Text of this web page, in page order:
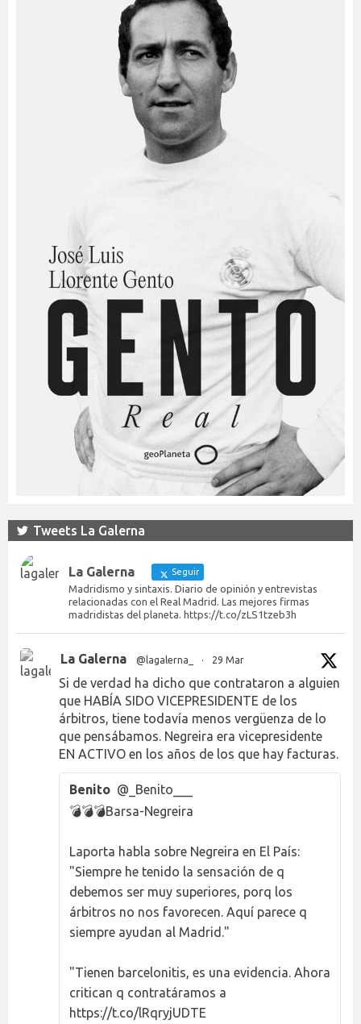
Tweets La Galerna
La Galerna Seguir
Madridismo y sintaxis. Diario de opinión y entrevistas
relacionadas con el Real Madrid. Las mejores firmas
madridistas del planeta. https://t.co/zLS1tzeb3h
La Galerna @lagalerna_ · 29 Mar
Si de verdad ha dicho que contrataron a alguien
que HABÍA SIDO VICEPRESIDENTE de los
árbitros, tiene todavía menos vergüenza de lo
que pensábamos. Negreira era vicepresidente
EN ACTIVO en los años de los que hay facturas.
Benito @_Benito___
💣💣💣Barsa-Negreira
Laporta habla sobre Negreira en El País:
"Siempre he tenido la sensación de q
debemos ser muy superiores, porq los
árbitros no nos favorecen. Aquí parece q
siempre ayudan al Madrid."
"Tienen barcelonitis, es una evidencia. Ahora
critican q contratáramos a
https://t.co/lRqryjUDTE